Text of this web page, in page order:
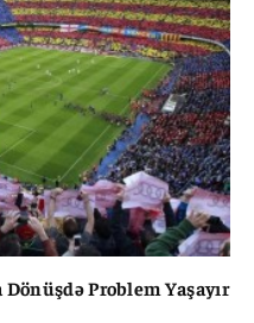
Problem Yaşayır